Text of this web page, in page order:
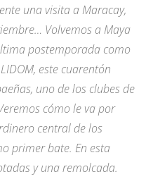
una visita a Maracay,
Volvemos a Maya
postemporada como
este cuarentón
uno de los clubes de
cómo le va por
central de los
primer bate. En esta
y una remolcada.